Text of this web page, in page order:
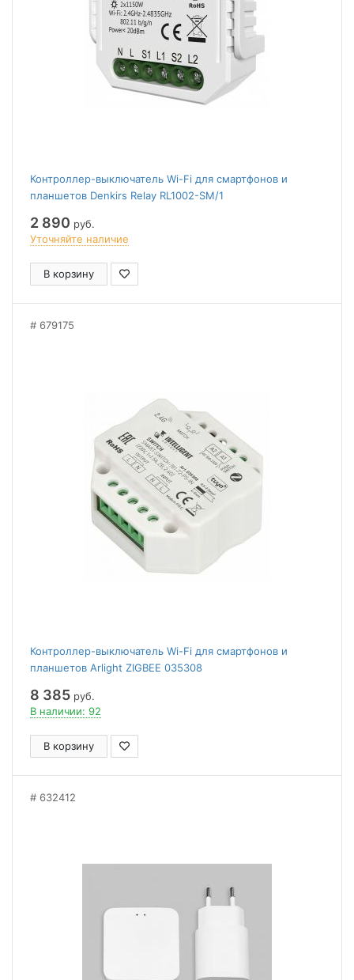
Контроллер-выключатель Wi-Fi для смартфонов и
планшетов Denkirs Relay RL1002-SM/1
2 890 руб.
Уточняйте наличие
В корзину
679175
Контроллер-выключатель Wi-Fi для смартфонов и
планшетов Arlight ZIGBEE 035308
8 385 руб.
В наличии: 92
В корзину
632412